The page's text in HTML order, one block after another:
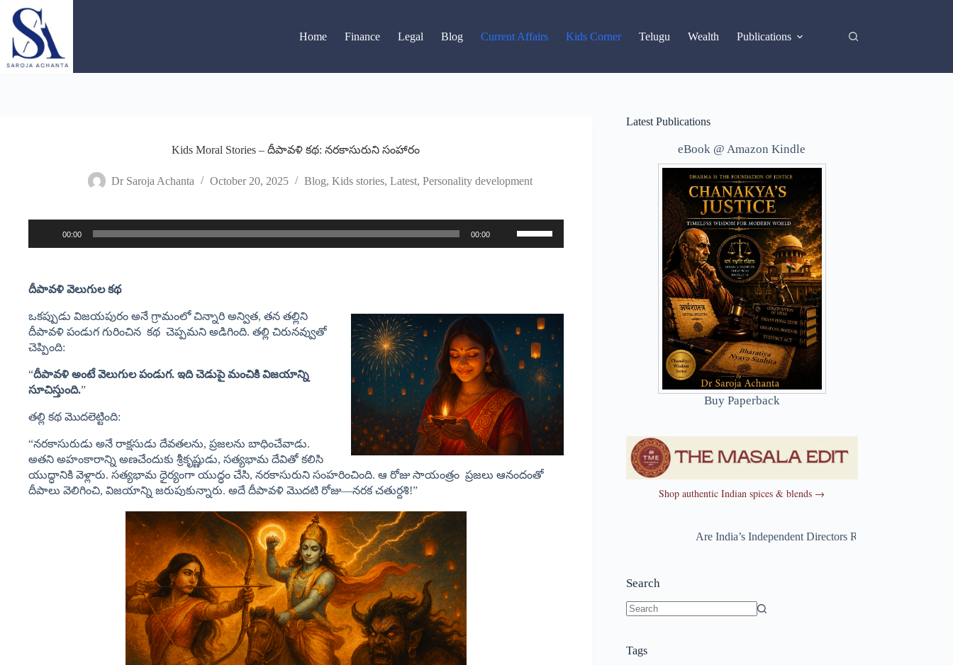
content
Home Finance Legal Blog Current Affairs Kids Corner Telugu Wealth Publications
Kids Moral Stories – దీపావళి కథ: నరకాసురుని సంహారం
Dr Saroja Achanta October 20, 2025 Blog, Kids stories, Latest, Personality development
Player
00:00 00:00
Up/Down
Arrow
decrease
volume.
దీపావళి వెలుగులకథ
ఒకప్పుడు విజయపురం అనే గ్రామంలో చిన్నారి అన్విత, తన తల్లిని
దీపావళి పండుగ గురించిన కథ చెప్పమని అడిగింది. తల్లి చిరునవ్వుతో
చెప్పింది:
“దీపావళి అంటేవెలుగులపండుగ. ఇదిచెడుపైమంచికివిజయాన్ని
సూచిస్తుంది.”
తల్లి కథ మొదలెట్టింది:
“నరకాసురుడు అనే రాక్షసుడు దేవతలను, ప్రజలను బాధించేవాడు.
అతని అహంకారాన్ని అణచేందుకు శ్రీకృష్ణుడు, సత్యభామ దేవితో కలిసి
యుద్ధానికి వెళ్లారు. సత్యభామ ధైర్యంగా యుద్ధం చేసి, నరకాసురుని సంహరించింది. ఆ రోజు సాయంత్రం ప్రజలు ఆనందంతో
దీపాలు వెలిగించి, విజయాన్ని జరుపుకున్నారు. అదే దీపావళి మొదటి రోజు—నరక చతుర్దశి!”
Latest Publications
eBook @ Amazon Kindle
Buy Paperback
Shop authentic Indian spices & blends →
Are India’s Independent Directors Really Independent?
Search
Tags